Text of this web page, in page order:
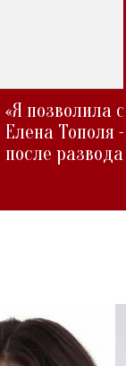
«Я позволила
Елена Тополя
после развода